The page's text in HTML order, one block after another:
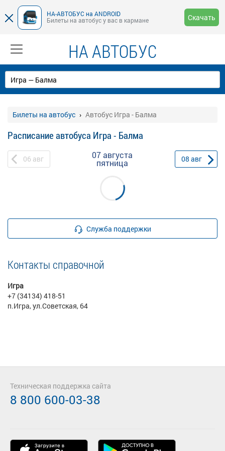
НА-АВТОБУС на ANDROID
Билеты на автобус у вас в кармане
Скачать
НА АВТОБУС
Билеты на автобус Автобус Игра - Балма
Расписание автобуса Игра - Балма
06 авг 07 августа
пятница 08 авг
Служба поддержки
Контакты справочной
Игра
+7 (34134) 418-51
п.Игра, ул.Советская, 64
Техническая поддержка сайта
8 800 600-03-38